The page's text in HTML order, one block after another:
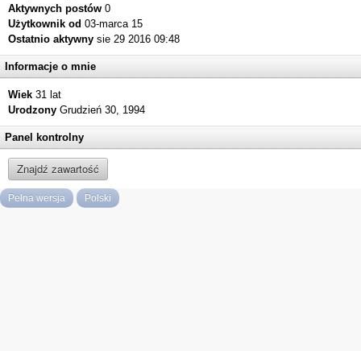
Aktywnych postów 0
Użytkownik od 03-marca 15
Ostatnio aktywny sie 29 2016 09:48
Informacje o mnie
Wiek 31 lat
Urodzony Grudzień 30, 1994
Panel kontrolny
Znajdź zawartość
Pełna wersja Polski